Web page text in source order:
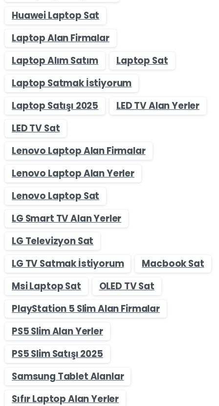
Huawei Laptop Sat
Laptop Alan Firmalar
Laptop Alım Satım
Laptop Sat
Laptop Satmak İstiyorum
Laptop Satışı 2025
LED TV Alan Yerler
LED TV Sat
Lenovo Laptop Alan Firmalar
Lenovo Laptop Alan Yerler
Lenovo Laptop Sat
LG Smart TV Alan Yerler
LG Televizyon Sat
LG TV Satmak İstiyorum
Macbook Sat
Msi Laptop Sat
OLED TV Sat
PlayStation 5 Slim Alan Firmalar
PS5 Slim Alan Yerler
PS5 Slim Satışı 2025
Samsung Tablet Alanlar
Sıfır Laptop Alan Yerler